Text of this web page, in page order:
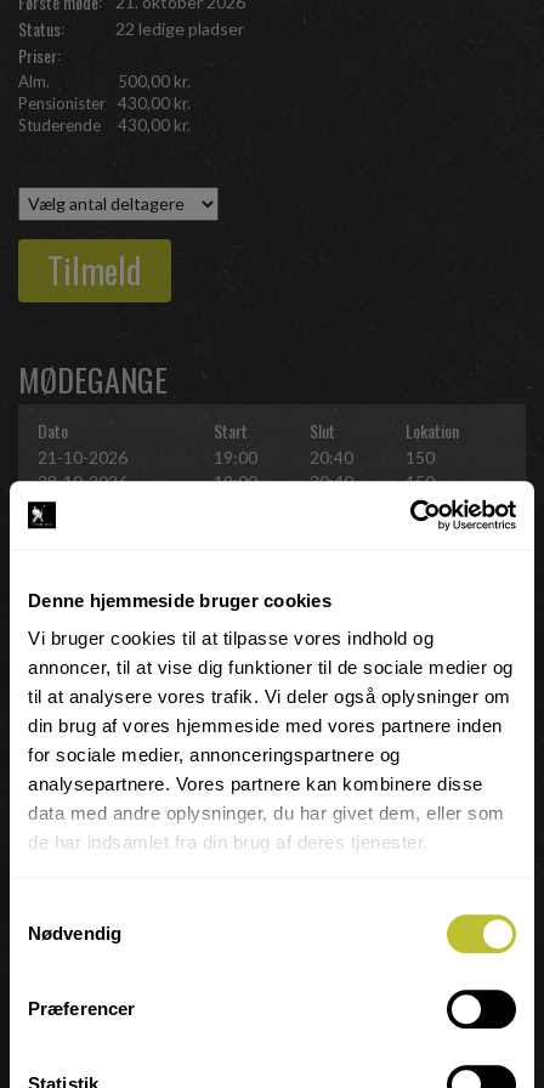
Denne hjemmeside bruger cookies
Vi bruger cookies til at tilpasse vores indhold og
annoncer, til at vise dig funktioner til de sociale medier og
til at analysere vores trafik. Vi deler også oplysninger om
din brug af vores hjemmeside med vores partnere inden
for sociale medier, annonceringspartnere og
analysepartnere. Vores partnere kan kombinere disse
data med andre oplysninger, du har givet dem, eller som
de har indsamlet fra din brug af deres tjenester.
Nødvendig
Præferencer
Statistik
partnering, street og hvad vi ellers finder på.
Status: 22 ledige pladser
Priser:
Alm.
500,00 kr.
Pensionister
430,00 kr.
Studerende
430,00 kr.
Tilmeld
MØDEGANGE
Dato Start Slut Lokation
21-10-2026 19:00 20:40
150
28-10-2026
19:00 20:40
150
04-11-2026
150
11-11-2026
02-12-2026
19:00 20:40
09-12-2026
19:00 20:40
150
16-12-2026
19:00 150
UNDERVISER
THEA BOEL GJERUM
Thea.boel.gjerum@gmail.com
40864595
Læs mere om læreren